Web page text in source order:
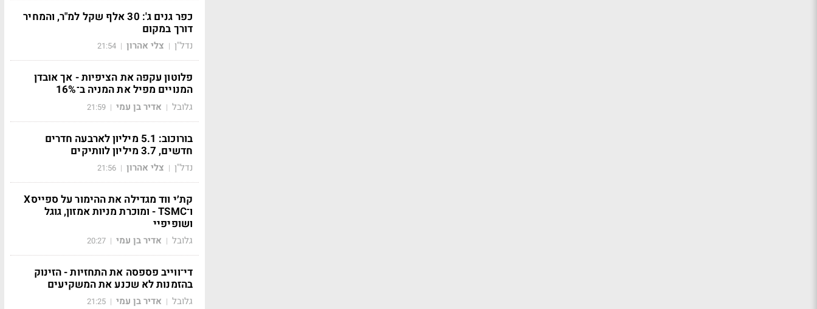
כפר גנים ג': 30 אלף שקל למ"ר, והמחיר
דורך במקום
נדל"ן | צלי אהרון |
21:54
פלוטון עקפה את הציפיות - אך אובדן
המנויים מפיל את המניה ב־16%
גלובל | אדיר בן עמי |
21:59
בורוכוב: 5.1 מיליון לארבעה חדרים
חדשים, 3.7 מיליון לוותיקים
נדל"ן | צלי אהרון |
21:56
קת׳י ווד מגדילה את ההימור על ספייסX
ו־TSMC - ומוכרת מניות אמזון, גוגל
ושופיפיי
גלובל | אדיר בן עמי |
20:27
די־ווייב פספסה את התחזיות - הזינוק
בהזמנות לא שכנע את המשקיעים
גלובל | אדיר בן עמי |
21:25